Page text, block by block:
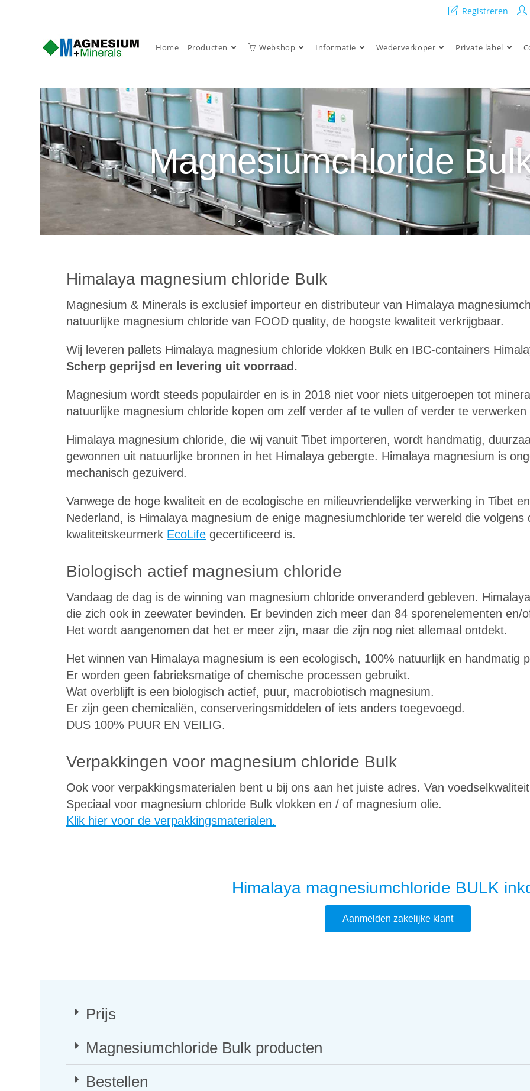
Registreren
Home Producten Webshop Informatie Wederverkoper Private label
Magnesiumchloride
Himalaya magnesium chloride Bulk
Magnesium & Minerals is exclusief importeur en distributeur van Himalaya
natuurlijke magnesium chloride van FOOD quality, de hoogste kwaliteit verkrijgbaar.
Wij leveren pallets Himalaya magnesium chloride vlokken Bulk en IBC-containers
Scherp geprijsd en levering uit voorraad.
Magnesium wordt steeds populairder en is in 2018 niet voor niets uitgeroepen tot
natuurlijke magnesium chloride kopen om zelf verder af te vullen of verder te
Himalaya magnesium chloride, die wij vanuit Tibet importeren, wordt handmatig,
gewonnen uit natuurlijke bronnen in het Himalaya gebergte. Himalaya magnesium is
mechanisch gezuiverd.
Vanwege de hoge kwaliteit en de ecologische en milieuvriendelijke verwerking in Tibet
Nederland, is Himalaya magnesium de enige magnesiumchloride ter wereld die volgens
kwaliteitskeurmerk EcoLife gecertificeerd is.
Biologisch actief magnesium chloride
Vandaag de dag is de winning van magnesium chloride onveranderd gebleven.
die zich ook in zeewater bevinden. Er bevinden zich meer dan 84 sporenelementen en/
Het wordt aangenomen dat het er meer zijn, maar die zijn nog niet allemaal ontdekt.
Het winnen van Himalaya magnesium is een ecologisch, 100% natuurlijk en handmatig
Er worden geen fabrieksmatige of chemische processen gebruikt.
Wat overblijft is een biologisch actief, puur, macrobiotisch magnesium.
Er zijn geen chemicaliën, conserveringsmiddelen of iets anders toegevoegd.
DUS 100% PUUR EN VEILIG.
Verpakkingen voor magnesium chloride Bulk
Ook voor verpakkingsmaterialen bent u bij ons aan het juiste adres. Van
Speciaal voor magnesium chloride Bulk vlokken en / of magnesium olie.
Klik hier voor de verpakkingsmaterialen.
Himalaya magnesiumchloride BULK
Aanmelden zakelijke klant
Prijs
Magnesiumchloride Bulk producten
Bestellen